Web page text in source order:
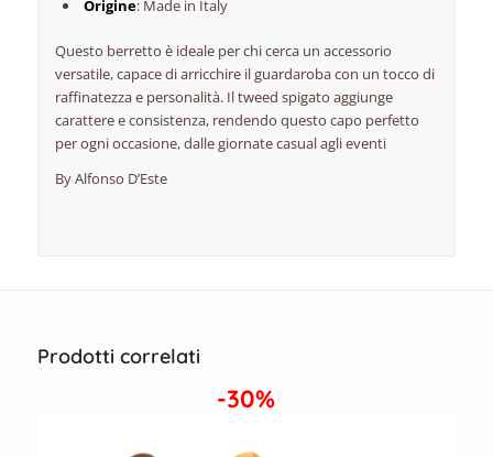
Origine: Made in Italy
Questo berretto è ideale per chi cerca un accessorio
versatile, capace di arricchire il guardaroba con un tocco di
raffinatezza e personalità. Il tweed spigato aggiunge
carattere e consistenza, rendendo questo capo perfetto
per ogni occasione, dalle giornate casual agli eventi
By Alfonso D’Este
Prodotti correlati
-30%